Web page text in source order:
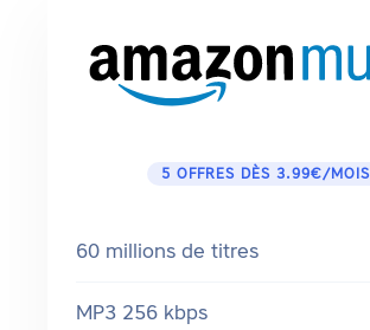
5 OFFRES DÈS 3.99€/MOIS
60 millions de titres
MP3 256 kbps